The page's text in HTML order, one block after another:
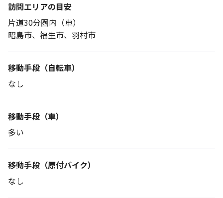
訪問エリアの目安
片道30分圏内（車）
昭島市、福生市、羽村市
移動手段 （自転車）
なし
移動手段（車）
多い
移動手段 （原付バイク）
なし